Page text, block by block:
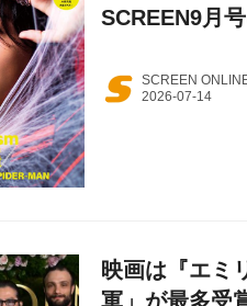
SCREEN9月
SCREEN
映画は『エミ
軍」が最多受